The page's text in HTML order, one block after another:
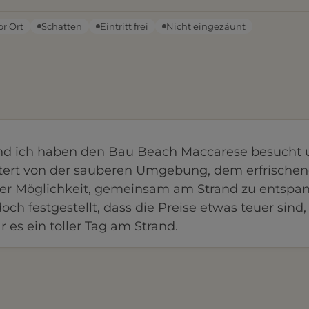
Ort Schatten Eintritt frei Nicht eingezäunt
ich haben den Bau Beach Maccarese besucht
von der sauberen Umgebung, dem
Möglichkeit, gemeinsam am Strand zu
festgestellt, dass die Preise etwas teuer
es ein toller Tag am Strand.